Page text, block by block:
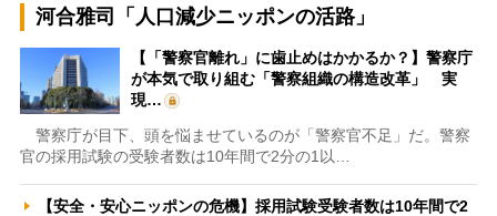
河合雅司「人口減少ニッポンの活路」
【「警察官離れ」に歯止めはかかるか？】警察庁
が本気で取り組む「警察組織の構造改革」 実
現…
警察庁が目下、頭を悩ませているのが「警察官不足」だ。警察
官の採用試験の受験者数は10年間で2分の1以…
【安全・安心ニッポンの危機】採用試験受験者数は10年間で2